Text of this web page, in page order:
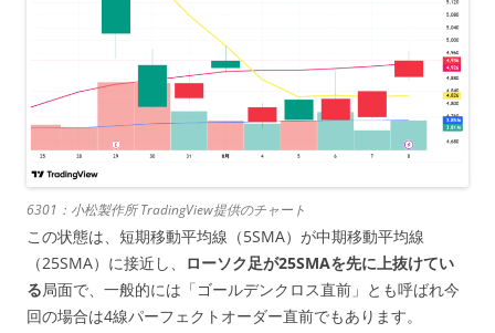
6301：小松製作所 TradingView提供のチャート
この状態は、短期移動平均線（5SMA）が中期移動平均線
（25SMA）に接近し、
ローソク足が25SMAを先に上抜けてい
る局面で、一般的には「ゴールデンクロス直前」とも呼ばれ今
回の場合は4線パーフェクトオーダー直前でもあります。